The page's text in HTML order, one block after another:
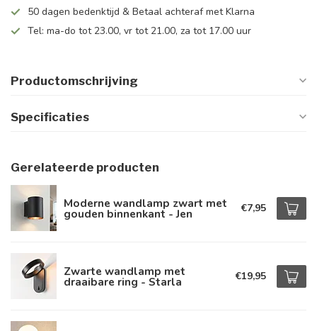
50 dagen bedenktijd & Betaal achteraf met Klarna
Tel: ma-do tot 23.00, vr tot 21.00, za tot 17.00 uur
Productomschrijving
Specificaties
Gerelateerde producten
Moderne wandlamp zwart met
gouden binnenkant - Jen €7,95
Zwarte wandlamp met
draaibare ring - Starla €19,95